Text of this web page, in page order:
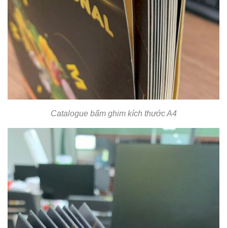
Catalogue bấm ghim kích thước A4